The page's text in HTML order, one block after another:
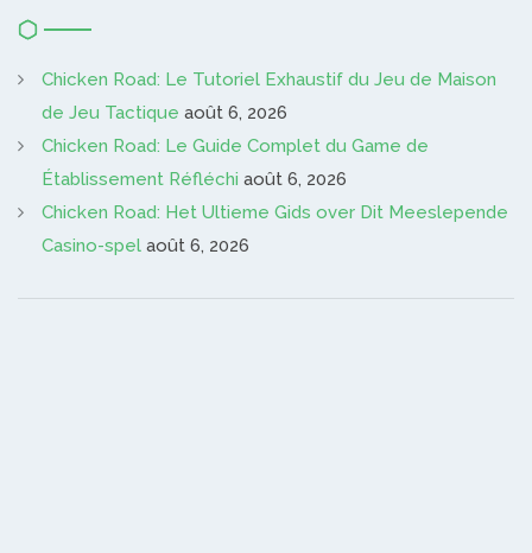
Chicken Road: Le Tutoriel Exhaustif du Jeu de Maison
de Jeu Tactique août 6, 2026
Chicken Road: Le Guide Complet du Game de
Établissement Réfléchi août 6, 2026
Chicken Road: Het Ultieme Gids over Dit Meeslepende
Casino-spel août 6, 2026